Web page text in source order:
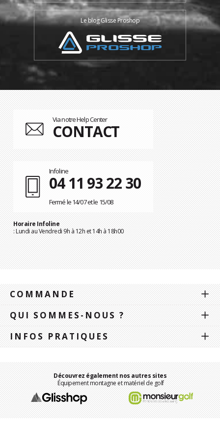
Le blog Glisse Proshop
Via notre Help Center
CONTACT
Infoline
04 11 93 22 30
Fermé le 14/07 et le 15/08
Horaire Infoline
: Lundi au Vendredi 9h à 12h et 14h à 18h00
COMMANDE
QUI SOMMES-NOUS ?
INFOS PRATIQUES
Découvrez également nos autres sites
Équipement montagne et matériel de golf